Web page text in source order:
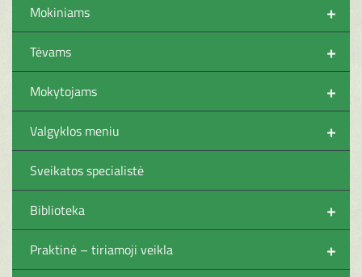
+
Mokiniams
+
Tėvams
+
Mokytojams
+
Valgyklos meniu
Sveikatos specialistė
+
Biblioteka
+
Praktinė – tiriamoji veikla